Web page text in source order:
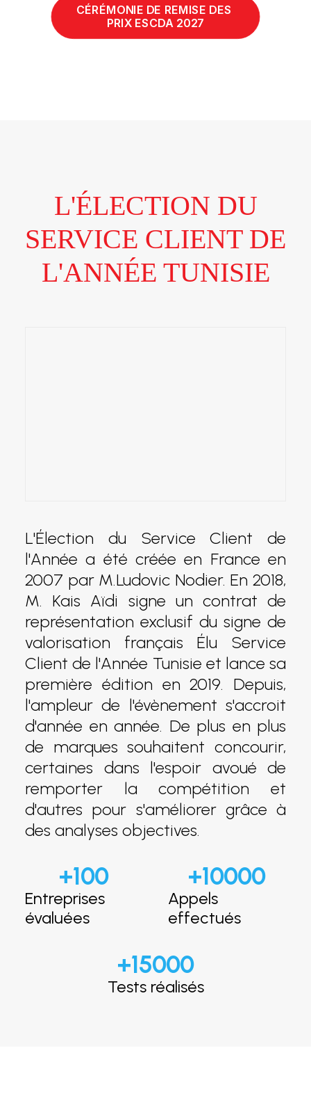
CÉRÉMONIE DE REMISE DES
PRIX ESCDA 2027
L'ÉLECTION DU
SERVICE CLIENT DE
L'ANNÉE TUNISIE
L'Élection du Service Client de
l'Année a été créée en France en
2007 par M.Ludovic Nodier. En 2018,
M. Kais Aïdi signe un contrat de
représentation exclusif du signe de
valorisation français Élu Service
Client de l'Année Tunisie et lance sa
première édition en 2019. Depuis,
l'ampleur de l'évènement s'accroit
d'année en année. De plus en plus
de marques souhaitent concourir,
certaines dans l'espoir avoué de
remporter la compétition et
d'autres pour s'améliorer grâce à
des analyses objectives.
+100
Entreprises
évaluées
+10000
Appels
effectués
+15000
Tests réalisés